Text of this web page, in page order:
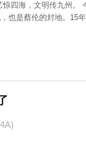
四海，文明传九州。
也是蔡伦的封地。15